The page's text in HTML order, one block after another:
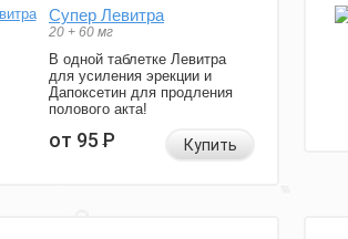
Супер Левитра
20 + 60 мг
В одной таблетке Левитра
для усиления эрекции и
Дапоксетин для продления
полового акта!
от 95Р Купить